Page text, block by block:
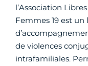
l’Association
Femmes 19 est un
de violences
intrafamiliales.